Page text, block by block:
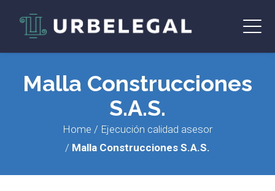
Malla Construcciones
S.A.S.
Home / Ejecución calidad asesor
/ Malla Construcciones S.A.S.